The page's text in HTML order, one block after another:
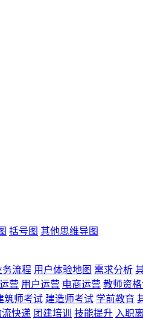
括号图 其他思维导图
务流程 用户体验地图 需求分析
营 用户运营 电商运营 教师资
筑师考试 建造师考试 学前教育
快递 团建培训 技能提升 入职